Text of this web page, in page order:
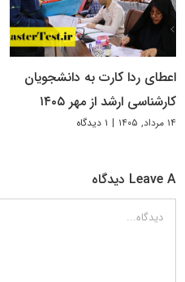
اعطای ردا کارت به دانشجویان
کارشناسی ارشد از مهر ۱۴۰۵
۱۴ مرداد, ۱۴۰۵ | ۱ دیدگاه
Leave A دیدگاه
دیدگاه